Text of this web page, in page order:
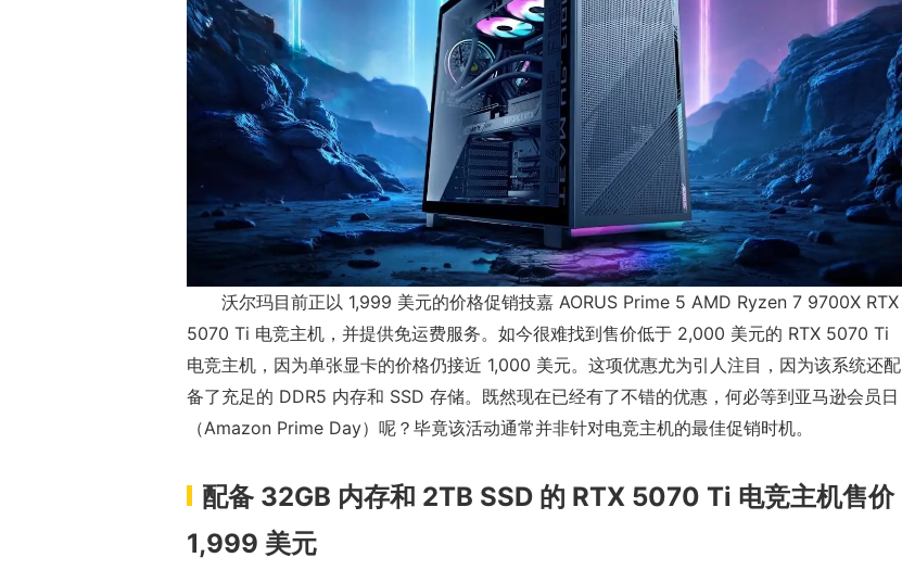
沃尔玛目前正以 1,999 美元的价格促销技嘉 AORUS Prime 5 AMD Ryzen 7 9700X RTX
5070 Ti 电竞主机，并提供免运费服务。如今很难找到售价低于 2,000 美元的 RTX 5070 Ti
电竞主机，因为单张显卡的价格仍接近 1,000 美元。这项优惠尤为引人注目，因为该系统还配
备了充足的 DDR5 内存和 SSD 存储。既然现在已经有了不错的优惠，何必等到亚马逊会员日
（Amazon Prime Day）呢？毕竟该活动通常并非针对电竞主机的最佳促销时机。
配备 32GB 内存和 2TB SSD 的 RTX 5070 Ti 电竞主机售价
1,999 美元正惊漫谈：从MU开始，为